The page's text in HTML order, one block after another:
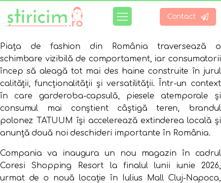
Contact
Piața de fashion din România traversează o
schimbare vizibilă de comportament, iar consumatorii
încep să aleagă tot mai des haine construite în jurul
calității, funcționalității și versatilității. Într-un context
în care garderoba-capsulă, piesele atemporale și
consumul mai conștient câștigă teren, brandul
polonez TATUUM își accelerează extinderea locală și
anunță două noi deschideri importante în România.
Compania va inaugura un nou magazin în cadrul
Coresi Shopping Resort la finalul lunii iunie 2026,
urmat de o nouă locație în Iulius Mall Cluj-Napoca,